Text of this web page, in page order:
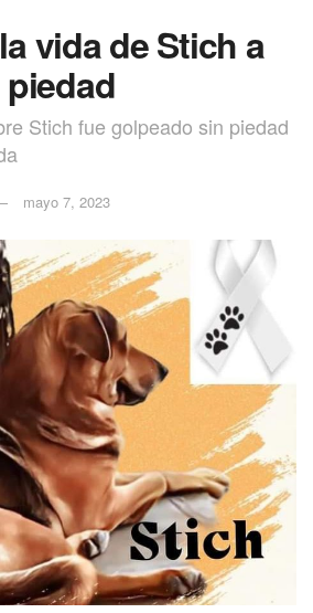
vida de Stich a
Stich fue golpeado sin piedad
mayo 7, 2023